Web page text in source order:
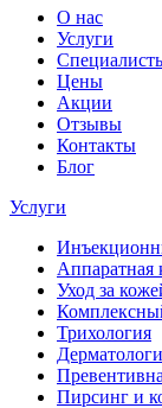
О нас
Услуги
Цены
Акции
Отзывы
Контакты
Блог
Услуги
Аппаратная
Уход за
Трихология
Пирсинг и